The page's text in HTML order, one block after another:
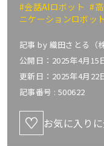
#会話AIロボット#
ニケーションロボッ
記事 by 織田さとる（
公開日：2025年4月15
更新日：2025年4月22
記事番号 : 500622
お気に入り